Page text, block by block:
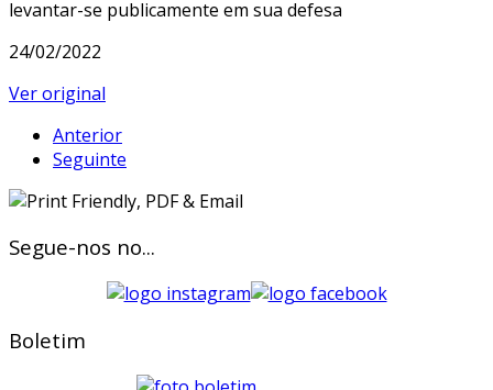
levantar-se publicamente em sua defesa
24/02/2022
Ver original
Anterior
Seguinte
Segue-nos no...
Boletim